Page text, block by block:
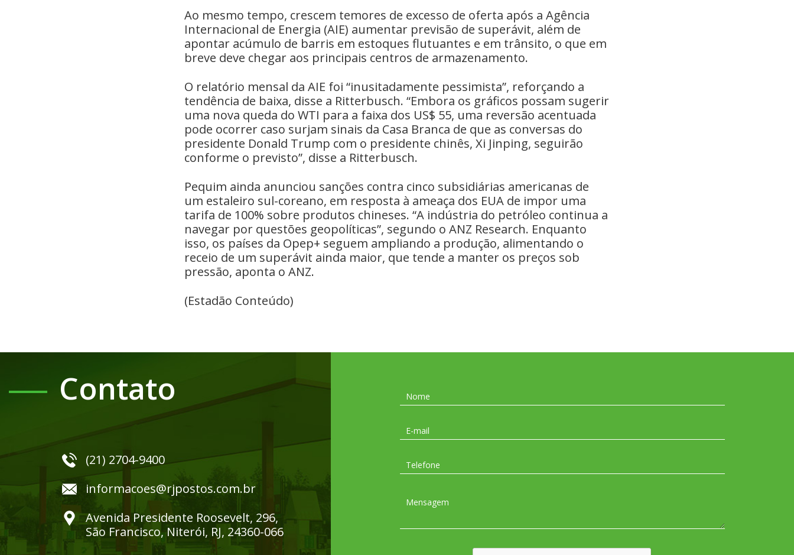
Ao mesmo tempo, crescem temores de excesso de oferta após a Agência
Internacional de Energia (AIE) aumentar previsão de superávit, além de
apontar acúmulo de barris em estoques flutuantes e em trânsito, o que em
breve deve chegar aos principais centros de armazenamento.
O relatório mensal da AIE foi “inusitadamente pessimista”, reforçando a
tendência de baixa, disse a Ritterbusch. “Embora os gráficos possam sugerir
uma nova queda do WTI para a faixa dos US$ 55, uma reversão acentuada
pode ocorrer caso surjam sinais da Casa Branca de que as conversas do
presidente Donald Trump com o presidente chinês, Xi Jinping, seguirão
conforme o previsto”, disse a Ritterbusch.
Pequim ainda anunciou sanções contra cinco subsidiárias americanas de
um estaleiro sul-coreano, em resposta à ameaça dos EUA de impor uma
tarifa de 100% sobre produtos chineses. “A indústria do petróleo continua a
navegar por questões geopolíticas”, segundo o ANZ Research. Enquanto
isso, os países da Opep+ seguem ampliando a produção, alimentando o
receio de um superávit ainda maior, que tende a manter os preços sob
pressão, aponta o ANZ.
(Estadão Conteúdo)
Contato
(21) 2704-9400
informacoes@rjpostos.com.br
Avenida Presidente Roosevelt, 296,
São Francisco, Niterói, RJ, 24360-066